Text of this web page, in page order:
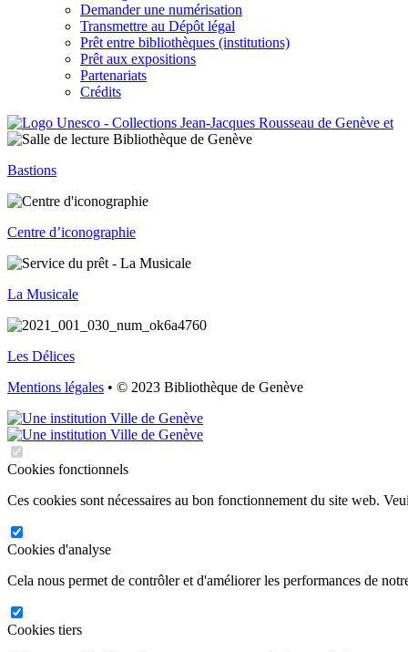
Demander une numérisation
Transmettre au Dépôt légal
Prêt entre bibliothèques (institutions)
Prêt aux expositions
Partenariats
Crédits
Bastions
Centre d’iconographie
La Musicale
Les Délices
Mentions légales • © 2023 Bibliothèque de Genève
Cookies fonctionnels
Ces cookies sont nécessaires au bon fonctionnement du site web.
Cookies d'analyse
Cela nous permet de contrôler et d'améliorer les performances de
Cookies tiers